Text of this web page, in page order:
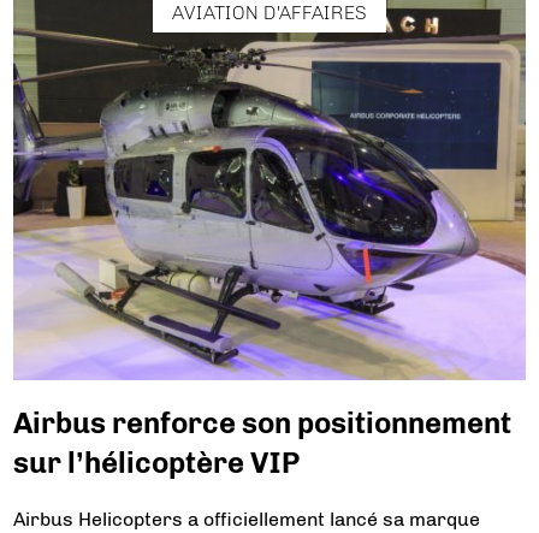
AVIATION D'AFFAIRES
Airbus renforce son positionnement
sur l’hélicoptère VIP
Airbus Helicopters a officiellement lancé sa marque